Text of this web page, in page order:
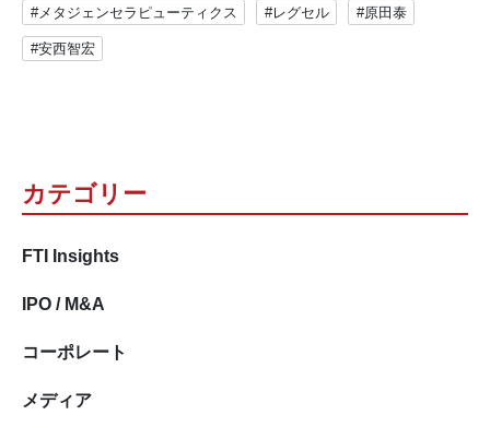
カテゴリー
FTI Insights
IPO / M&A
コーポレート
メディア
#メタジェンセラピューティクス
#レグセル
#原田泰
#安西智宏